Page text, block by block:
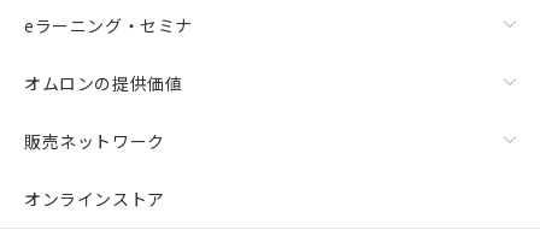
eラーニング・セミナ
オムロンの提供価値
販売ネットワーク
オンラインストア